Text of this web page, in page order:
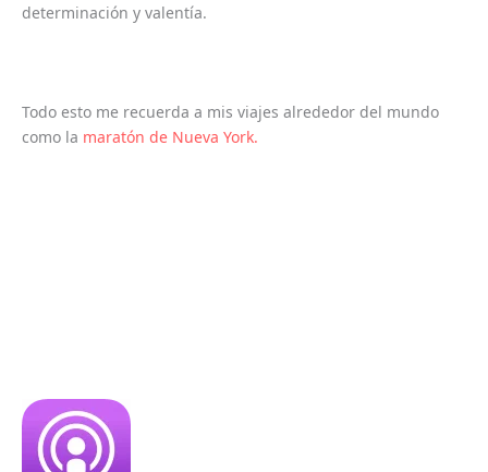
determinación y valentía.
Todo esto me recuerda a mis viajes alrededor del mundo
como la maratón de Nueva York.